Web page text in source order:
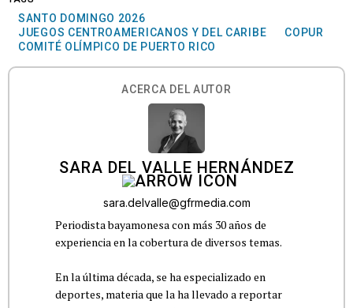
SANTO DOMINGO 2026
JUEGOS CENTROAMERICANOS Y DEL CARIBE
COPUR
COMITÉ OLÍMPICO DE PUERTO RICO
ACERCA DEL AUTOR
SARA DEL VALLE HERNÁNDEZ
sara.delvalle@gfrmedia.com
Periodista bayamonesa con más 30 años de
experiencia en la cobertura de diversos temas.
En la última década, se ha especializado en
deportes, materia que la ha llevado a reportar